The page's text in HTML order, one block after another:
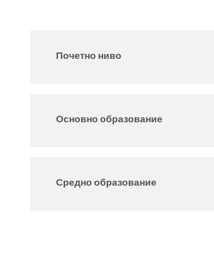
Почетно ниво
Основно образование
Средно образование